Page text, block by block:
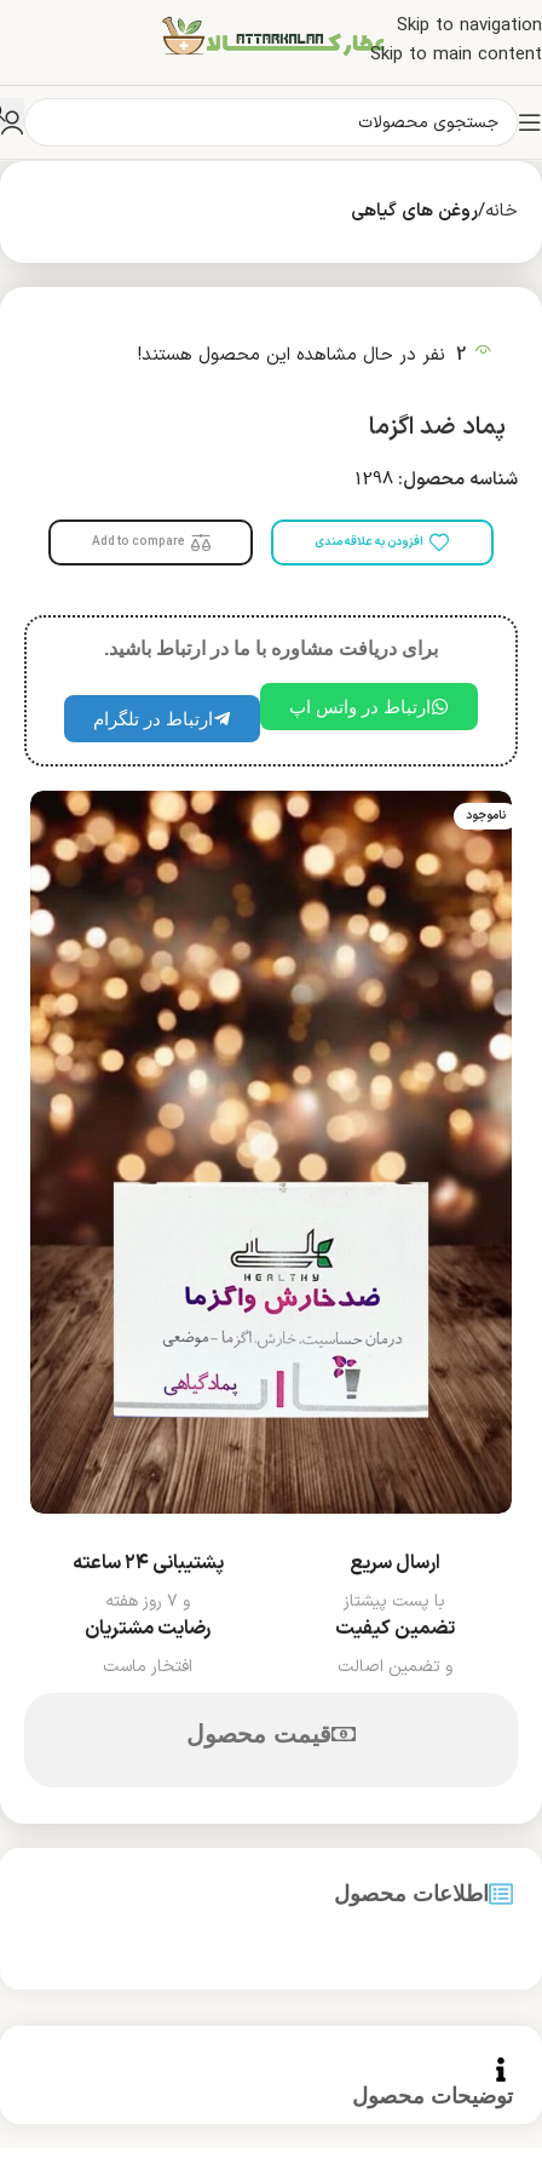
Skip to navigation
Skip to main content
خانه روغن های گیاهی
2 نفر در حال مشاهده این محصول هستند!
پماد ضد اگزما
شناسه محصول: 1298
افزودن به علاقه مندی Add to compare
برای دریافت مشاوره با ما در ارتباط باشید.
ارتباط در واتس اپ
ارتباط در تلگرام
ناموجود
ارسال سریع
با پست پیشتاز
پشتیبانی ۲۴ ساعته
و ۷ روز هفته
تضمین کیفیت
و تضمین اصالت
رضایت مشتریان
افتخار ماست
قیمت محصول
توضیحات محصول
اطلاعات محصول